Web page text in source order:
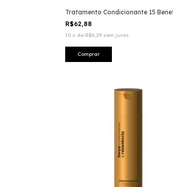
Tratamento Condicionante 15
R$62,88
10 x de R$6,29 sem juros